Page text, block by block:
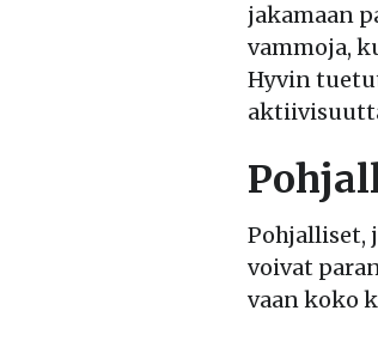
jakamaan
vammoja,
Hyvin
Pohjalliset,
voivat
vaan koko